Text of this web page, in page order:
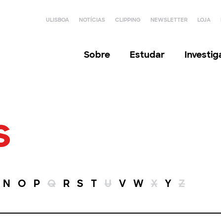
ULISBOA NOTÍCIAS CLIPPING NEWSLETTER LOJA
Sobre Estudar
N O P Q R S T U V W X Y Z